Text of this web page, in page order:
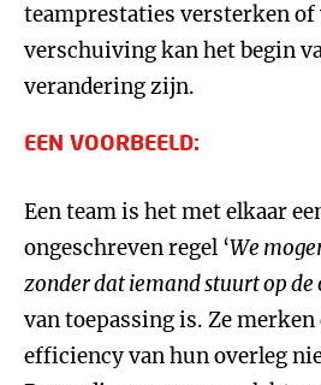
teamprestaties versterken of
verschuiving kan het begin
verandering zijn.
EEN VOORBEELD:
Een team is het met elkaar
ongeschreven regel ‘We
zonder dat iemand stuurt op de
van toepassing is. Ze merken
efficiency van hun overleg